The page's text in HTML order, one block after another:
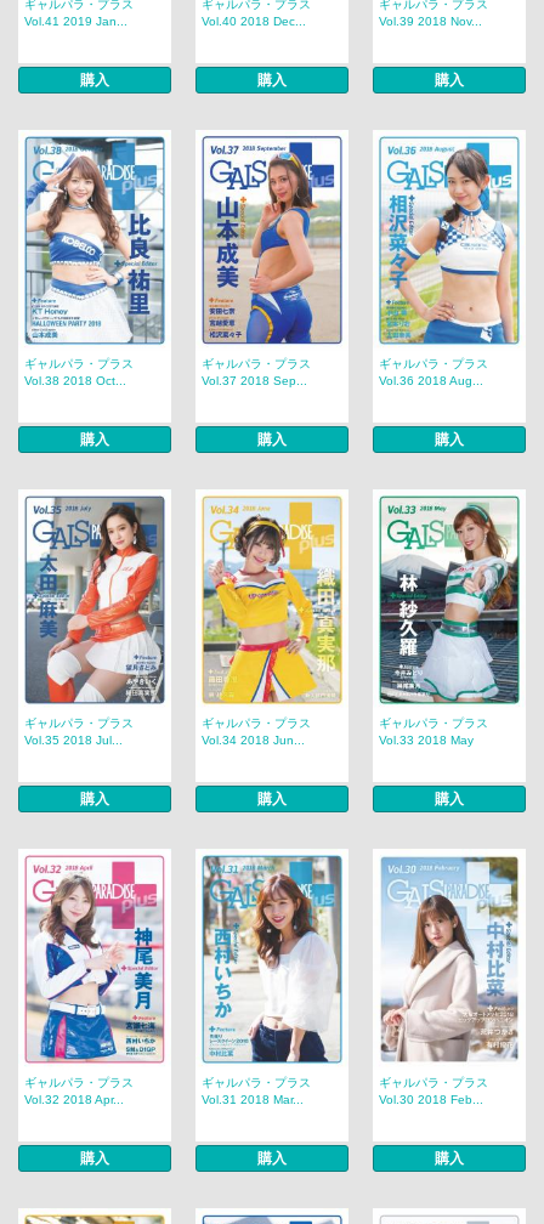
ギャルパラ・プラス
Vol.41 2019 Jan...
購入
ギャルパラ・プラス
Vol.40 2018 Dec...
購入
ギャルパラ・プラス
Vol.39 2018 Nov...
購入
ギャルパラ・プラス
Vol.38 2018 Oct...
購入
ギャルパラ・プラス
Vol.37 2018 Sep...
購入
ギャルパラ・プラス
Vol.36 2018 Aug...
購入
ギャルパラ・プラス
Vol.35 2018 Jul...
購入
ギャルパラ・プラス
Vol.34 2018 Jun...
購入
ギャルパラ・プラス
Vol.33 2018 May
購入
ギャルパラ・プラス
Vol.32 2018 Apr...
購入
ギャルパラ・プラス
Vol.31 2018 Mar...
購入
ギャルパラ・プラス
Vol.30 2018 Feb...
購入